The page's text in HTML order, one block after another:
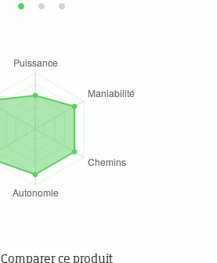
Comparer ce produit